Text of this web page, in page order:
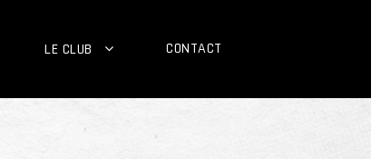
LE CLUB CONTACT